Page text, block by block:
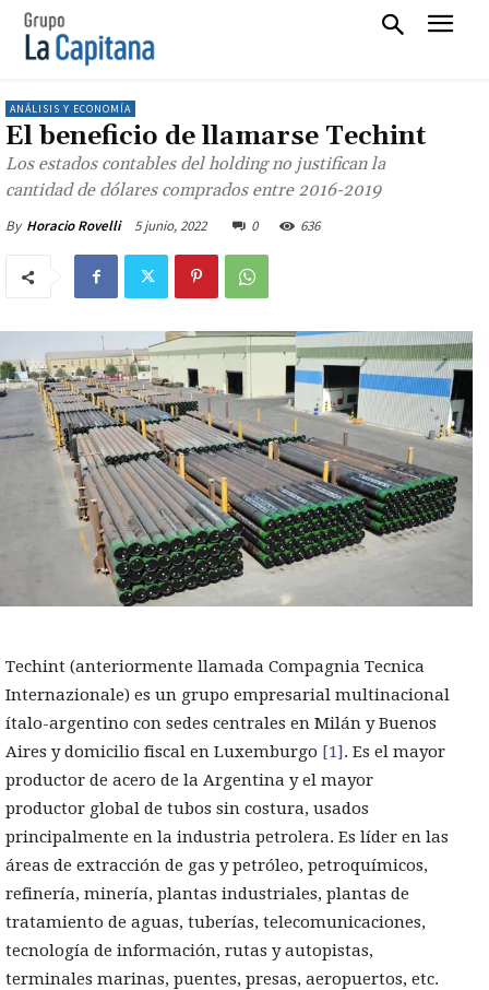
ANÁLISIS Y ECONOMÍA
El beneficio de llamarse Techint
Los estados contables del holding no justifican la
cantidad de dólares comprados entre 2016-2019
By Horacio Rovelli 5 junio, 2022 0 636
Techint (anteriormente llamada Compagnia Tecnica
Internazionale) es un grupo empresarial multinacional
ítalo-argentino con sedes centrales en Milán y Buenos
Aires y domicilio fiscal en Luxemburgo [1]. Es el mayor
productor de acero de la Argentina y el mayor
productor global de tubos sin costura, usados
principalmente en la industria petrolera. Es líder en las
áreas de extracción de gas y petróleo, petroquímicos,
refinería, minería, plantas industriales, plantas de
tratamiento de aguas, tuberías, telecomunicaciones,
tecnología de información, rutas y autopistas,
terminales marinas, puentes, presas, aeropuertos, etc.